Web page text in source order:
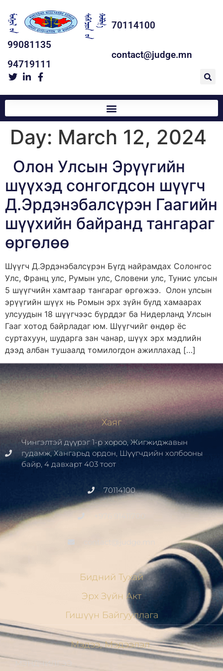
70114100
99081135
94719111
contact@judge.mn
Day: March 12, 2024
Олон Улсын Эрүүгийн
шүүхэд сонгогдсон шүүгч
Д.Эрдэнэбалсүрэн Гаагийн
шүүхийн байранд тангараг
өргөлөө
Шүүгч Д.Эрдэнэбалсүрэн Бүгд найрамдах Солонгос
Улс, Франц улс, Румын улс, Словени улс, Тунис улсын
5 шүүгчийн хамтаар тангараг өргөжээ. Олон улсын
эрүүгийн шүүх нь Ромын эрх зүйн бүлд хамаарах
улсуудын 18 шүүгчээс бүрддэг ба Нидерланд Улсын
Гааг хотод байрладаг юм. Шүүгчийг өндөр ёс
суртахуун, шударга зан чанар, шүүх эрх мэдлийн
дээд албан тушаалд томилогдон ажиллахад […]
Хаяг
Чингэлтэй дүүрэг 1-р хороо, Жигжиджавын
гудамж, Хангарьд ордон, Шүүгчдийн холбооны
байр, 4 давхарт 403 тоот
70114100
contact@judge.mn
Бидний Тухай
Эрх Зүйн Акт
Гишүүн Байгууллага
Мэдээ, Мэдээлэл
МЭНДЧИЛГЭЭ